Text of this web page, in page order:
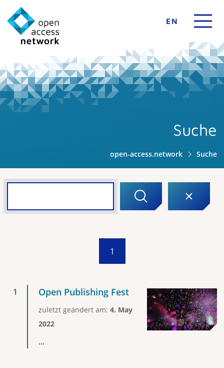
EN
Suche
open-access.network Suche
1
Open Publishing Fest
zuletzt geändert am: 4. May
2022
...